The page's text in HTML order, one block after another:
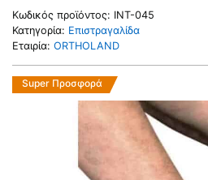
Κωδικός προϊόντος: INT-045
Κατηγορία: Επιστραγαλίδα
Εταιρία: ORTHOLAND
Super Προσφορά